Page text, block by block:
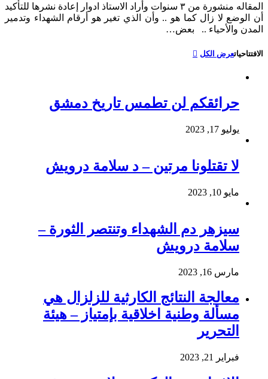
المقاله منشورة من ٣ سنوات وأراد الاستاذ ادوار إعادة نشرها للتأكيد
أن الوضع لا زال كما هو .. وأن الذي تغير هو أرقام الشهداء وتدمير
المدن والأحياء .. بعض…
الافتتاحياتعرض الكل
حرائقكم لن تطمس تاريخ دمشق
يوليو 17, 2023
لا تقتلونا مرتين – د سلامة درويش
مايو 10, 2023
سيزهر دم الشهداء وتنتصر الثورة –
سلامة درويش
مارس 16, 2023
معالجة النتائج الكارثية للزلزال هي
مسألة وطنية اخلاقية بإمتياز – هيئة
التحرير
فبراير 21, 2023